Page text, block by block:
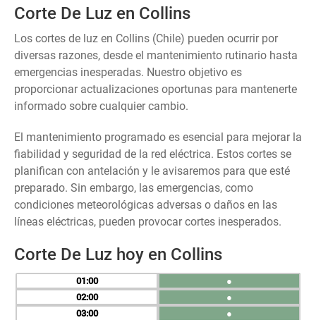
Corte De Luz en Collins
Los cortes de luz en Collins (Chile) pueden ocurrir por
diversas razones, desde el mantenimiento rutinario hasta
emergencias inesperadas. Nuestro objetivo es
proporcionar actualizaciones oportunas para mantenerte
informado sobre cualquier cambio.
El mantenimiento programado es esencial para mejorar la
fiabilidad y seguridad de la red eléctrica. Estos cortes se
planifican con antelación y le avisaremos para que esté
preparado. Sin embargo, las emergencias, como
condiciones meteorológicas adversas o daños en las
líneas eléctricas, pueden provocar cortes inesperados.
Corte De Luz hoy en Collins
01
02
03
●
●
●